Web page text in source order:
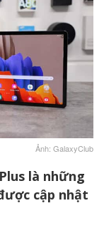
Ảnh: GalaxyClub
là những
cập nhật